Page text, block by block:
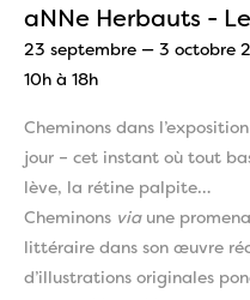
aNNe Herbauts -
23 septembre — 3 octobre
10h à 18h
Cheminons dans
jour – cet instant où tout
lève, la rétine palpite…
Cheminons viaune
littéraire dans son œuvre
d’illustrations originales